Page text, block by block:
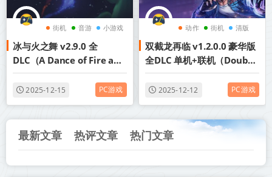
街机 音游 小游戏
冰与火之舞 v2.9.0 全
DLC（A Dance of Fire and
Ice）中文版网盘下载
2025-12-15 PC游戏
动作 街机 清版
双截龙再临 v1.2.0.0 豪华版
全DLC 单机+联机（Double
Dragon Revive）
2025-12-12 PC游戏
最新文章 热评文章 热门文章